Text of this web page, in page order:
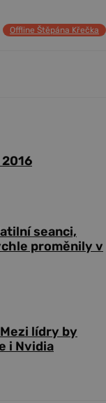
Offline Štěpána Křečka
seanci,
proměnily v
lídry by
i Nvidia